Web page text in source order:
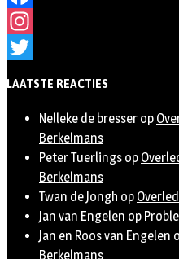
Facebook
Instagram
LAATSTE REACTIES
Nelleke de bresser op
Berkelmans
Peter Tuerlings op
Berkelmans
Twan de Jongh op
Jan van Engelen op
Jan en Roos van Engelen
Berkelmans